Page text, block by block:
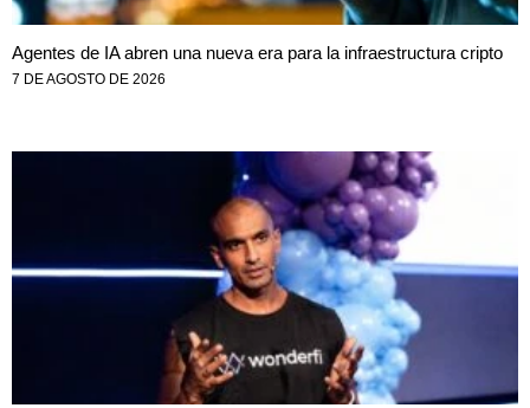
Agentes de IA abren una nueva era para la infraestructura cripto
7 DE AGOSTO DE 2026